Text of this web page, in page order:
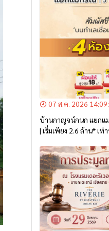
07 ส.ค. 2026
บ้านกาญจน์กนก แยกแ
| เริ่มเพียง 2.6 ล้าน* เท่